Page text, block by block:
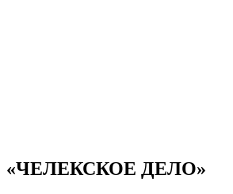
«ЧЕЛЕКСКОЕ ДЕЛО»